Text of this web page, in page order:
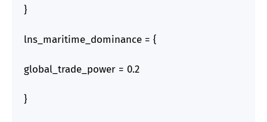
}
lns_maritime_dominance = {
global_trade_power = 0.2
}